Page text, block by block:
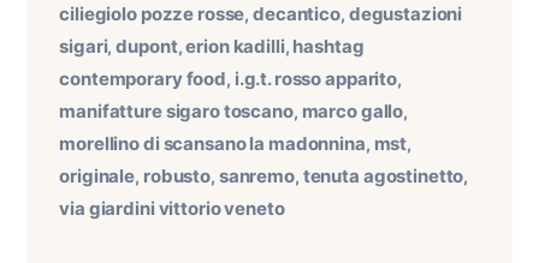
ciliegiolo pozze rosse,decantico, degustazioni
sigari,dupont,erion kadilli, hashtag
contemporary food, i.g.t. rosso apparito,
manifatture sigaro toscano, marco gallo,
morellino di scansano la madonnina, mst,
originale, robusto, sanremo, tenuta agostinetto,
via giardini vittorio veneto